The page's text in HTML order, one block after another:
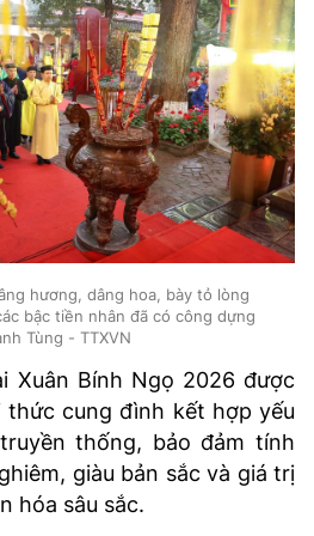
hương, dâng hoa, bày tỏ lòng
bậc tiền nhân đã có công dựng
Tùng - TTXVN
Xuân Bính Ngọ 2026 được
cung đình kết hợp yếu
thống, bảo đảm tính
giàu bản sắc và giá trị
hóa sâu sắc.